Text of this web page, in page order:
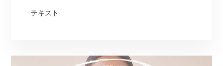
テキスト